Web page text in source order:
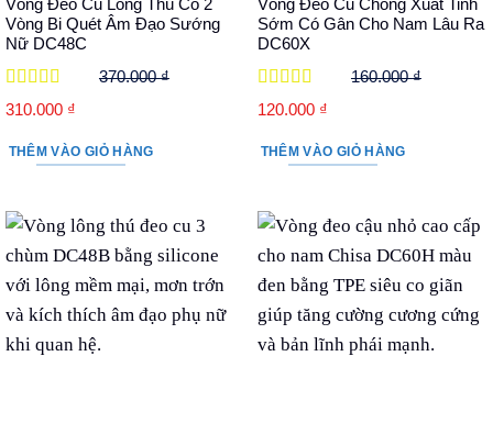
Vòng Đeo Cu Lông Thú Có 2
Vòng Bi Quét Âm Đạo Sướng
Nữ DC48C
Được xếp
hạng55 sao
370.000₫
Giá
là:
310.000 ₫
tại
THÊM VÀO GIỎ HÀNG
Vòng Đeo Cu Chống Xuất Tinh
Sớm Có Gân Cho Nam Lâu Ra
DC60X
Được xếp
hạng55 sao
160.000₫
Giá
là:
120.000 ₫
tại
THÊM VÀO GIỎ HÀNG